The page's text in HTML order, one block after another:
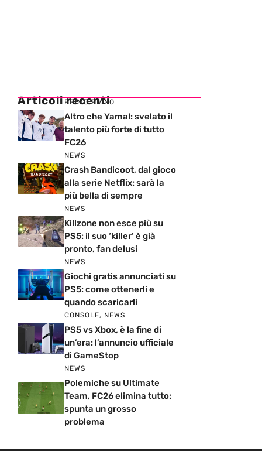
Articoli recenti
PRIMO PIANO
Altro che Yamal: svelato il
talento più forte di tutto
FC26
NEWS
Crash Bandicoot, dal gioco
alla serie Netflix: sarà la
più bella di sempre
NEWS
Killzone non esce più su
PS5: il suo ‘killer’ è già
pronto, fan delusi
NEWS
Giochi gratis annunciati su
PS5: come ottenerli e
quando scaricarli
CONSOLE, NEWS
PS5 vs Xbox, è la fine di
un’era: l’annuncio ufficiale
di GameStop
NEWS
Polemiche su Ultimate
Team, FC26 elimina tutto:
spunta un grosso
problema